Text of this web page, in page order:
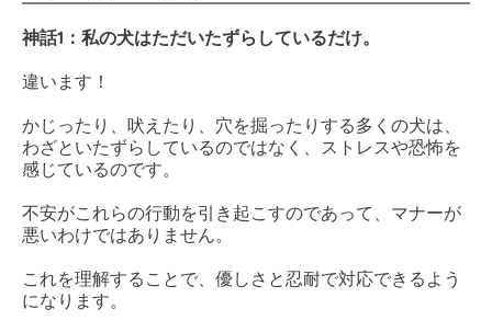
神話1：私の犬はただいたずらしているだけ。
違います！
かじったり、吠えたり、穴を掘ったりする多くの犬は、
わざといたずらしているのではなく、ストレスや恐怖を
感じているのです。
不安がこれらの行動を引き起こすのであって、マナーが
悪いわけではありません。
これを理解することで、優しさと忍耐で対応できるよう
になります。